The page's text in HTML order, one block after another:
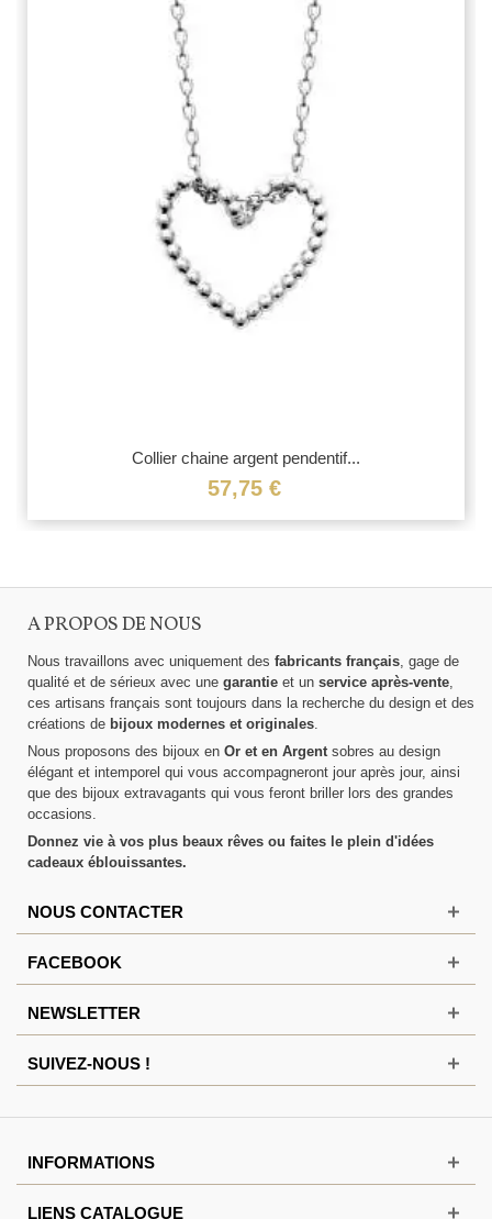
Collier chaine argent pendentif...
57,75 €
A PROPOS DE NOUS
Nous travaillons avec uniquement des fabricants français , gage de
qualité et de sérieux avec une garantie et un service après-vente
ces artisans français sont toujours dans la recherche du design et des
créations de bijoux modernes et originales
Nous proposons des bijoux en Or et en Argent sobres au design
élégant et intemporel qui vous accompagneront jour après jour, ainsi
que des bijoux extravagants qui vous feront briller lors des grandes
occasions.
Donnez vie à vos plus beaux rêves ou faites le plein d'idées
cadeaux éblouissantes.
NOUS CONTACTER
FACEBOOK
NEWSLETTER
SUIVEZ-NOUS !
INFORMATIONS
LIENS CATALOGUE